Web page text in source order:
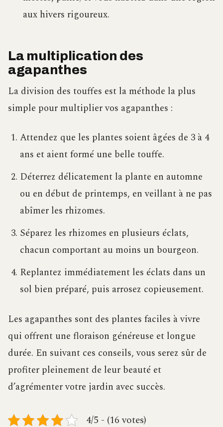
aux hivers rigoureux.
La multiplication des
agapanthes
La division des touffes est la méthode la plus
simple pour multiplier vos agapanthes :
Attendez que les plantes soient âgées de 3 à 4
ans et aient formé une belle touffe.
Déterrez délicatement la plante en automne
ou en début de printemps, en veillant à ne pas
abîmer les rhizomes.
Séparez les rhizomes en plusieurs éclats,
chacun comportant au moins un bourgeon.
Replantez immédiatement les éclats dans un
sol bien préparé, puis arrosez copieusement.
Les agapanthes sont des plantes faciles à vivre
qui offrent une floraison généreuse et longue
durée. En suivant ces conseils, vous serez sûr de
profiter pleinement de leur beauté et
d’agrémenter votre jardin avec succès.
4/5 - (16 votes)